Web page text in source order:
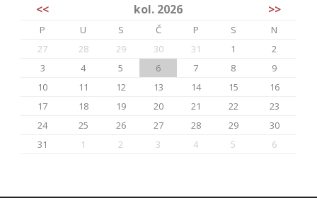
<< kol. 2026 >>
P U S Č P S
N
27
28 29 30 31 1
2
3
4 5 6 7 8
9
10
11 12 13 14 15
16
17
18 19 20 21 22
23
24
25 26 27 28 29
30
31
1 2 3 4 5 6